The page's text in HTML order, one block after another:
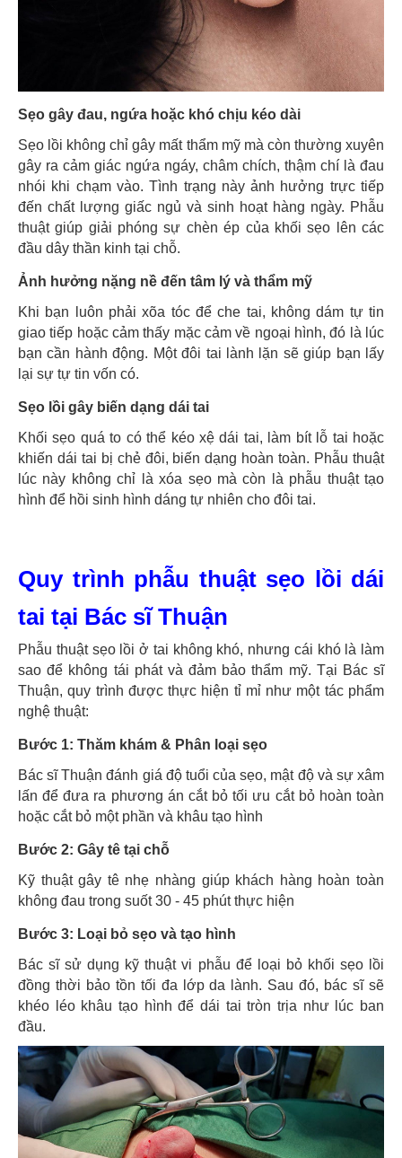
Sẹo gây đau, ngứa hoặc khó chịu kéo dài
Sẹo lồi không chỉ gây mất thẩm mỹ mà còn thường xuyên
gây ra cảm giác ngứa ngáy, châm chích, thậm chí là đau
nhói khi chạm vào. Tình trạng này ảnh hưởng trực tiếp
đến chất lượng giấc ngủ và sinh hoạt hàng ngày. Phẫu
thuật giúp giải phóng sự chèn ép của khối sẹo lên các
đầu dây thần kinh tại chỗ.
Ảnh hưởng nặng nề đến tâm lý và thẩm mỹ
Khi bạn luôn phải xõa tóc để che tai, không dám tự tin
giao tiếp hoặc cảm thấy mặc cảm về ngoại hình, đó là lúc
bạn cần hành động. Một đôi tai lành lặn sẽ giúp bạn lấy
lại sự tự tin vốn có.
Sẹo lồi gây biến dạng dái tai
Khối sẹo quá to có thể kéo xệ dái tai, làm bít lỗ tai hoặc
khiến dái tai bị chẻ đôi, biến dạng hoàn toàn. Phẫu thuật
lúc này không chỉ là xóa sẹo mà còn là phẫu thuật tạo
hình để hồi sinh hình dáng tự nhiên cho đôi tai.
Quy trình phẫu thuật sẹo lồi dái
tai tại Bác sĩ Thuận
Phẫu thuật sẹo lồi ở tai không khó, nhưng cái khó là làm
sao để không tái phát và đảm bảo thẩm mỹ. Tại Bác sĩ
Thuận, quy trình được thực hiện tỉ mỉ như một tác phẩm
nghệ thuật:
Bước 1: Thăm khám & Phân loại sẹo
Bác sĩ Thuận đánh giá độ tuổi của sẹo, mật độ và sự xâm
lấn để đưa ra phương án cắt bỏ tối ưu cắt bỏ hoàn toàn
hoặc cắt bỏ một phần và khâu tạo hình
Bước 2: Gây tê tại chỗ
Kỹ thuật gây tê nhẹ nhàng giúp khách hàng hoàn toàn
không đau trong suốt 30 - 45 phút thực hiện
Bước 3: Loại bỏ sẹo và tạo hình
Bác sĩ sử dụng kỹ thuật vi phẫu để loại bỏ khối sẹo lồi
đồng thời bảo tồn tối đa lớp da lành. Sau đó, bác sĩ sẽ
khéo léo khâu tạo hình để dái tai tròn trịa như lúc ban
đầu.